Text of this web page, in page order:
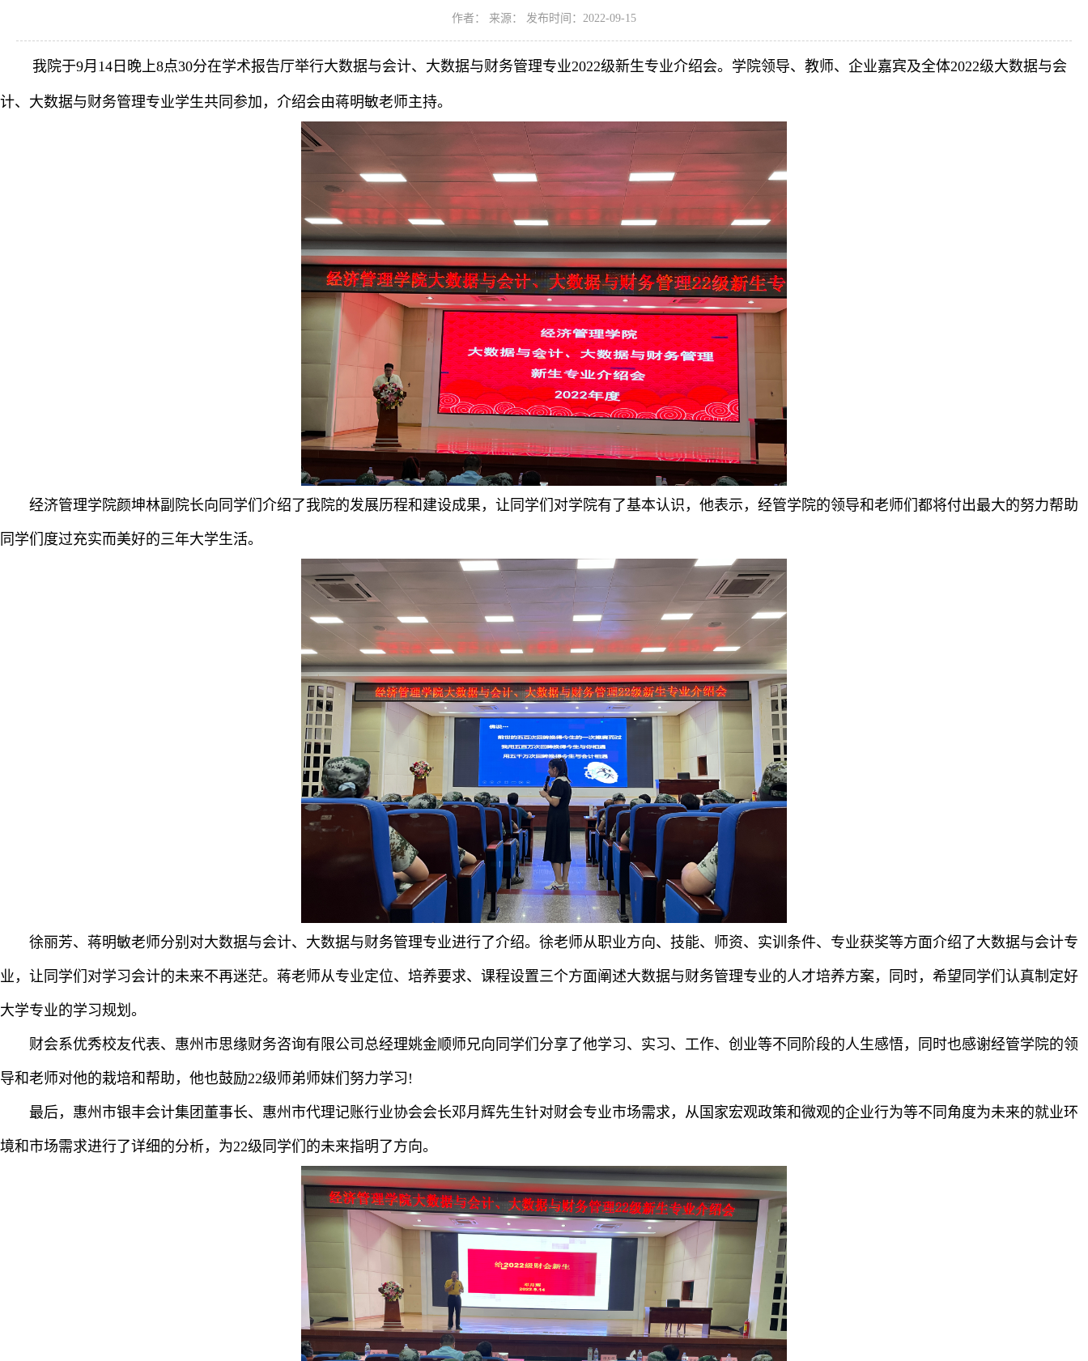
作者： 来源： 发布时间：2022-09-15
我院于9月14日晚上8点30分在学术报告厅举行大数据与会计、大数据与财务管理专业2022级新生专业介绍会。学院领导、教师、企业嘉宾及全体2022级大数据与会
计、大数据与财务管理专业学生共同参加，介绍会由蒋明敏老师主持。
经济管理学院颜坤林副院长向同学们介绍了我院的发展历程和建设成果，让同学们对学院有了基本认识，他表示，经管学院的领导和老师们都将付出最大的努力帮助
同学们度过充实而美好的三年大学生活。
徐丽芳、蒋明敏老师分别对大数据与会计、大数据与财务管理专业进行了介绍。徐老师从职业方向、技能、师资、实训条件、专业获奖等方面介绍了大数据与会计专
业，让同学们对学习会计的未来不再迷茫。蒋老师从专业定位、培养要求、课程设置三个方面阐述大数据与财务管理专业的人才培养方案，同时，希望同学们认真制定好
大学专业的学习规划。
财会系优秀校友代表、惠州市思缘财务咨询有限公司总经理姚金顺师兄向同学们分享了他学习、实习、工作、创业等不同阶段的人生感悟，同时也感谢经管学院的领
导和老师对他的栽培和帮助，他也鼓励22级师弟师妹们努力学习!
最后，惠州市银丰会计集团董事长、惠州市代理记账行业协会会长邓月辉先生针对财会专业市场需求，从国家宏观政策和微观的企业行为等不同角度为未来的就业环
境和市场需求进行了详细的分析，为22级同学们的未来指明了方向。